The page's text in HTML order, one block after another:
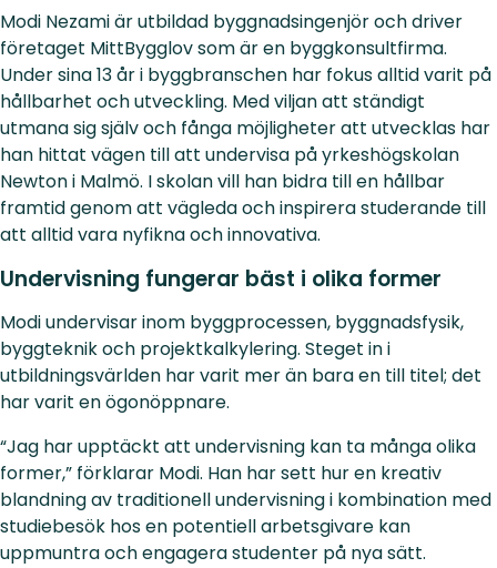
Modi Nezami är utbildad byggnadsingenjör och driver
företaget MittBygglov som är en byggkonsultfirma.
Under sina 13 år i byggbranschen har fokus alltid varit på
hållbarhet och utveckling. Med viljan att ständigt
utmana sig själv och fånga möjligheter att utvecklas har
han hittat vägen till att undervisa på yrkeshögskolan
Newton i Malmö. I skolan vill han bidra till en hållbar
framtid genom att vägleda och inspirera studerande till
att alltid vara nyfikna och innovativa.
Undervisning fungerar bäst i olika former
Modi undervisar inom byggprocessen, byggnadsfysik,
byggteknik och projektkalkylering. Steget in i
utbildningsvärlden har varit mer än bara en till titel; det
har varit en ögonöppnare.
“Jag har upptäckt att undervisning kan ta många olika
former,” förklarar Modi. Han har sett hur en kreativ
blandning av traditionell undervisning i kombination med
studiebesök hos en potentiell arbetsgivare kan
uppmuntra och engagera studenter på nya sätt.